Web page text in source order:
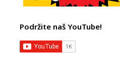
Podržite naš YouTube!